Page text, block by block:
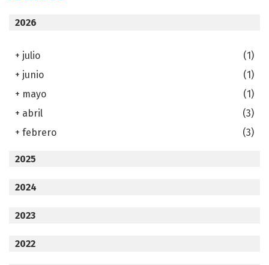
2026
+ julio
(1)
+ junio
(1)
+ mayo
(1)
+ abril
(3)
+ febrero (3)
2025
2024
2023
2022